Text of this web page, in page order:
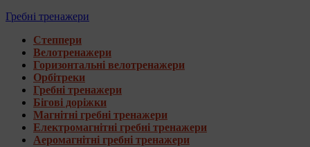
Гребні тренажери
Степпери
Велотренажери
Горизонтальні велотренажери
Орбітреки
Гребні тренажери
Бігові доріжки
Магнітні гребні тренажери
Електромагнітні гребні тренажери
Аеромагнітні гребні тренажери